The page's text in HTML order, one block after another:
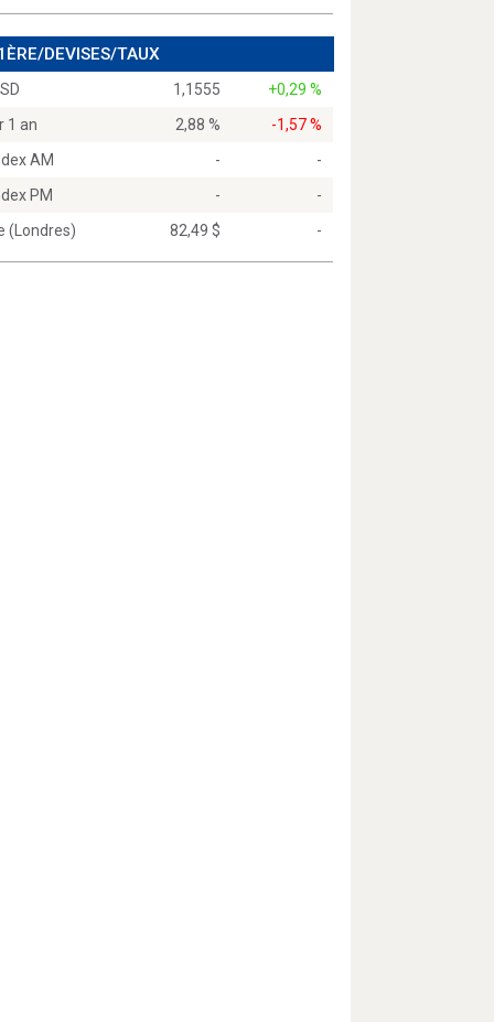
DEVISES/TAUX
1,1555
+0,29 %
1 an
2,88 %
-1,57 %
AM
-
-
PM
-
-
(Londres)
82,49 $ -